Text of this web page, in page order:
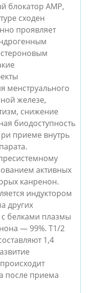
блокатор АМР,
сходен
проявляет
менструального
железе,
снижение
биодоступность
приеме внутрь
активных
канренон.
индуктором
других
с белками плазмы
— 99%. Т1/2
1,4
после приема